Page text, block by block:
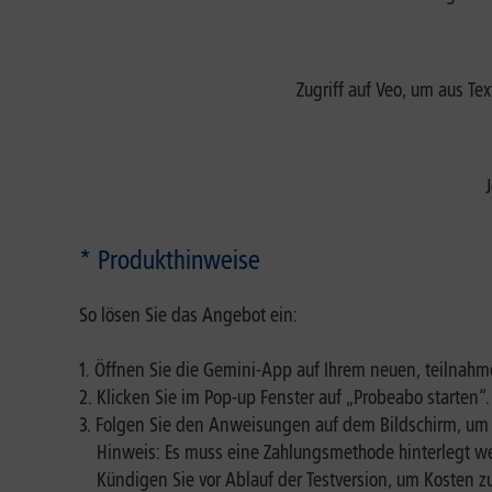
Zugriff auf Veo, um aus
* Produkthinweise
So lösen Sie das Angebot ein:
1. Öffnen Sie die Gemini-App auf Ihrem neuen,
2. Klicken Sie im Pop-up Fenster auf „Probeabo starten“.
3. Folgen Sie den Anweisungen auf dem Bildschirm,
Hinweis: Es muss eine Zahlungsmethode hinterlegt
Kündigen Sie vor Ablauf der Testversion, um Kosten